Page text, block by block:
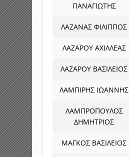
ΠΑΝΑΓΙΩΤΗΣ
ΛΑΖΑΝΑΣ ΦΙΛΙΠΠΟΣ
ΛΑΖΑΡΟΥ ΑΧΙΛΛΕΑΣ
ΛΑΖΑΡΟΥ ΒΑΣΙΛΕΙΟΣ
ΛΑΜΠΙΡΗΣ ΙΩΑΝΝΗΣ
ΛΑΜΠΡΟΠΟΥΛΟΣ
ΔΗΜΗΤΡΙΟΣ
ΜΑΓΚΟΣ ΒΑΣΙΛΕΙΟΣ